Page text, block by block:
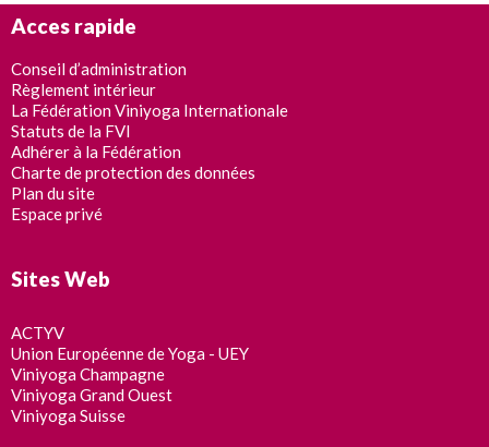
Acces rapide
Conseil d’administration
Règlement intérieur
La Fédération Viniyoga Internationale
Statuts de la FVI
Adhérer à la Fédération
Charte de protection des données
Plan du site
Espace privé
Sites Web
ACTYV
Union Européenne de Yoga - UEY
Viniyoga Champagne
Viniyoga Grand Ouest
Viniyoga Suisse